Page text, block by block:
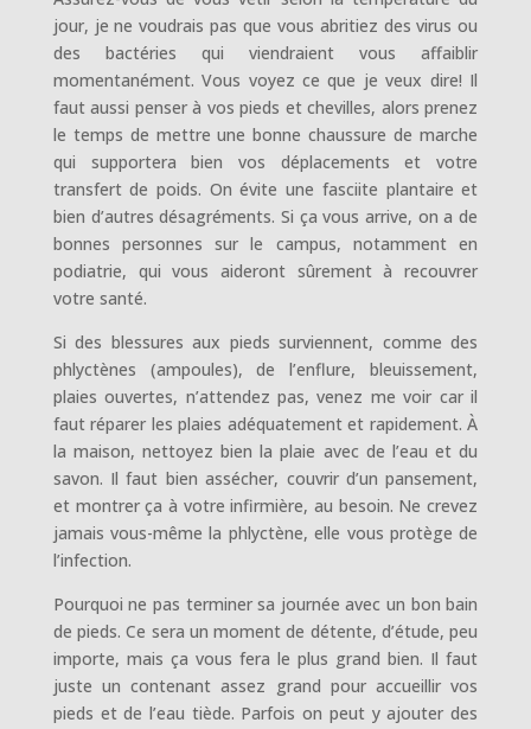
jour, je ne voudrais pas que vous abritiez des virus ou
des bactéries qui viendraient vous affaiblir
momentanément. Vous voyez ce que je veux dire! Il
faut aussi penser à vos pieds et chevilles, alors prenez
le temps de mettre une bonne chaussure de marche
qui supportera bien vos déplacements et votre
transfert de poids. On évite une fasciite plantaire et
bien d’autres désagréments. Si ça vous arrive, on a de
bonnes personnes sur le campus, notamment en
podiatrie, qui vous aideront sûrement à recouvrer
votre santé.
Si des blessures aux pieds surviennent, comme des
phlyctènes (ampoules), de l’enflure, bleuissement,
plaies ouvertes, n’attendez pas, venez me voir car il
faut réparer les plaies adéquatement et rapidement. À
la maison, nettoyez bien la plaie avec de l’eau et du
savon. Il faut bien assécher, couvrir d’un pansement,
et montrer ça à votre infirmière, au besoin. Ne crevez
jamais vous-même la phlyctène, elle vous protège de
l’infection.
Pourquoi ne pas terminer sa journée avec un bon bain
de pieds. Ce sera un moment de détente, d’étude, peu
importe, mais ça vous fera le plus grand bien. Il faut
juste un contenant assez grand pour accueillir vos
pieds et de l’eau tiède. Parfois on peut y ajouter des